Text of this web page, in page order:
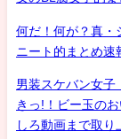
何だ！何が？真
ニート的まとめ速
男装スケバン女子
きっ!！ビー玉の
しろ動画まで取り